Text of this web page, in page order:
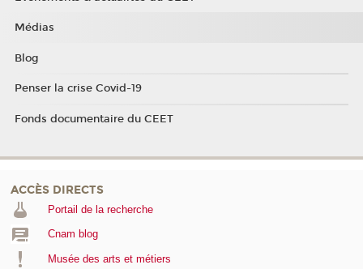
Médias
Blog
Penser la crise Covid-19
Fonds documentaire du CEET
ACCÈS DIRECTS
Portail de la recherche
Cnam blog
Musée des arts et métiers